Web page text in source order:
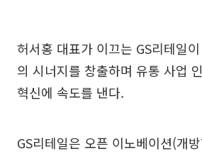
허서홍 대표가 이끄는 GS리테일
의 시너지를 창출하며 유통 사업
혁신에 속도를 낸다.
GS리테일은 오픈 이노베이션(개